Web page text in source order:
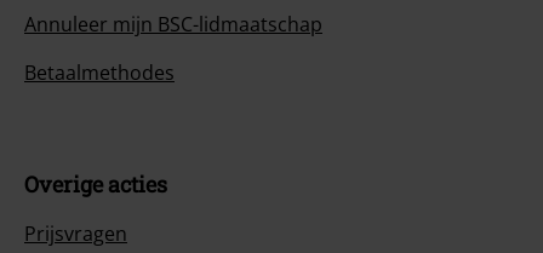
Annuleer mijn BSC-lidmaatschap
Betaalmethodes
Overige acties
Prijsvragen